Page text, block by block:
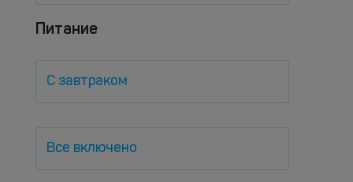
Питание
С завтраком
Все включено